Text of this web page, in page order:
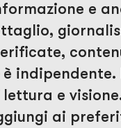
e
e
ai